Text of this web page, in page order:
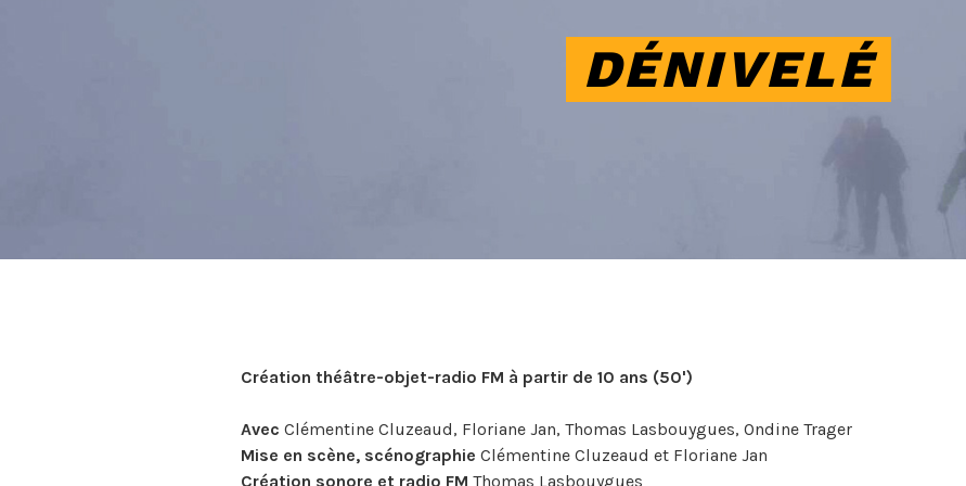
DÉNIVELÉ
Création théâtre-objet-radio FM à partir de 10 ans (50')
Avec Clémentine Cluzeaud, Floriane Jan, Thomas Lasbouygues, Ondine Trager
Mise en scène, scénographie Clémentine Cluzeaud et Floriane Jan
Création sonore et radio FM Thomas Lasbouygues